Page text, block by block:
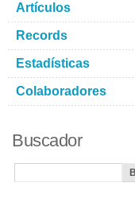
Artículos
Records
Estadísticas
Colaboradores
Buscador